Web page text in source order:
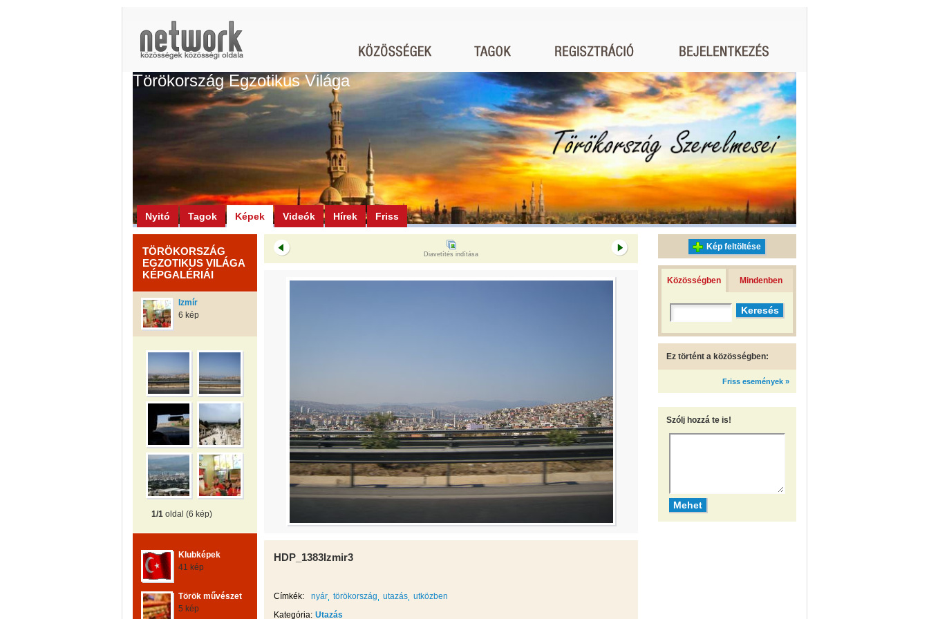
Törökország Egzotikus Világa
Nyitó Tagok Képek Videók Hírek Friss
TÖRÖKORSZÁG
EGZOTIKUS VILÁGA
KÉPGALÉRIÁI
Izmír
6 kép
1/1 oldal (6 kép)
Klubképek
41 kép
Török művészet
5 kép
Diavetítés indítása
HDP_1383Izmir3
Címkék: nyár törökország utazás utközben
Kategória: Utazás
Kép feltöltése
Közösségben Mindenben
Ez történt a közösségben:
Friss események »
Szólj hozzá te is!